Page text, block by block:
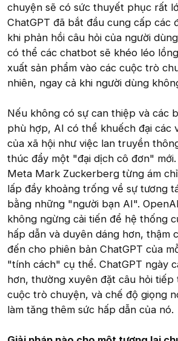
chuyện sẽ có sức thuyết phục rất
ChatGPT đã bắt đầu cung cấp các
khi phản hồi câu hỏi của người
có thể các chatbot sẽ khéo léo
xuất sản phẩm vào các cuộc trò
nhiên, ngay cả khi người dùng
Nếu không có sự can thiệp và các
phù hợp, AI có thể khuếch đại các
của xã hội như việc lan truyền
thúc đẩy một "đại dịch cô đơn"
Meta Mark Zuckerberg từng ám
lấp đầy khoảng trống về sự tương
bằng những "người bạn AI".
không ngừng cải tiến để hệ thống
hấp dẫn và duyên dáng hơn, thậm
đến cho phiên bản ChatGPT của
"tính cách" cụ thể. ChatGPT ngày
hơn, thường xuyên đặt câu hỏi
cuộc trò chuyện, và chế độ giọng
làm tăng thêm sức hấp dẫn của nó.